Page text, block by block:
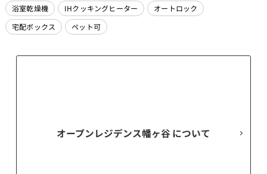
浴室乾燥機
IHクッキングヒーター
オートロック
宅配ボックス
ペット可
オープンレジデンス幡ヶ谷